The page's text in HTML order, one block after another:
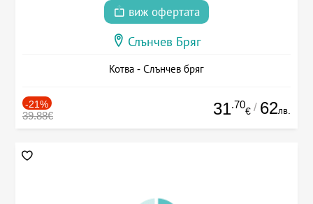
виж офертата
Слънчев Бряг
Котва - Слънчев бряг
-21%
39.88€ 31.70
€ / 62лв.